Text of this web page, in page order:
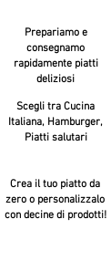
Prepariamo e
consegnamo
rapidamente piatti
deliziosi
Scegli tra Cucina
Italiana, Hamburger,
Piatti salutari
Crea il tuo piatto da
zero o personalizzalo
con decine di prodotti!